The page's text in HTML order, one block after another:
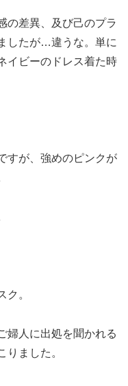
の差異、及び己のプラ
したが…違うな。単に
イビーのドレス着た時
すが、強めのピンクが
ク。
婦人に出処を聞かれる
りました。